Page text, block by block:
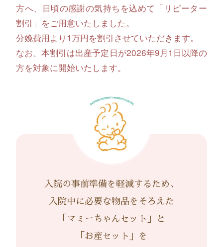
方へ、日頃の感謝の気持ちを込めて「リピーター
割引」をご用意いたしました。
分娩費用より1万円を割引させていただきます。
なお、本割引は出産予定日が2026年9月1日以降の
方を対象に開始いたします。
入院の事前準備を軽減するため、
入院中に必要な物品をそろえた
「マミーちゃんセット」と
「お産セット」を